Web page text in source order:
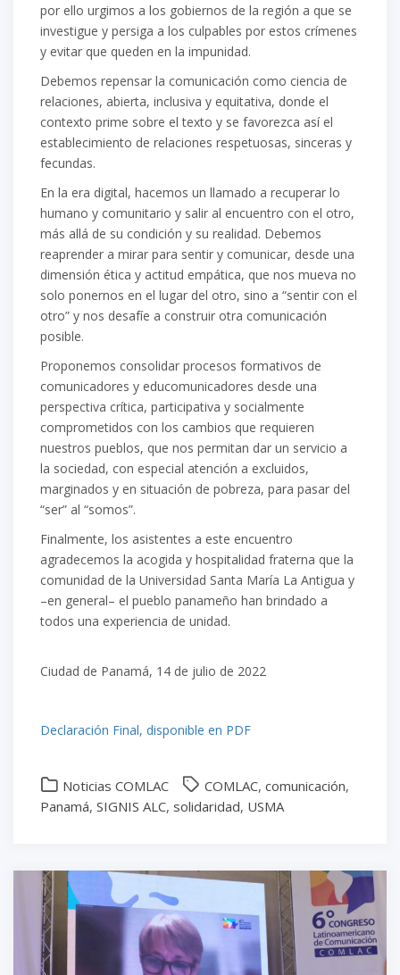
por ello urgimos a los gobiernos de la región a que se
investigue y persiga a los culpables por estos crímenes
y evitar que queden en la impunidad.
Debemos repensar la comunicación como ciencia de
relaciones, abierta, inclusiva y equitativa, donde el
contexto prime sobre el texto y se favorezca así el
establecimiento de relaciones respetuosas, sinceras y
fecundas.
En la era digital, hacemos un llamado a recuperar lo
humano y comunitario y salir al encuentro con el otro,
más allá de su condición y su realidad. Debemos
reaprender a mirar para sentir y comunicar, desde una
dimensión ética y actitud empática, que nos mueva no
solo ponernos en el lugar del otro, sino a “sentir con el
otro” y nos desafíe a construir otra comunicación
posible.
Proponemos consolidar procesos formativos de
comunicadores y educomunicadores desde una
perspectiva crítica, participativa y socialmente
comprometidos con los cambios que requieren
nuestros pueblos, que nos permitan dar un servicio a
la sociedad, con especial atención a excluidos,
marginados y en situación de pobreza, para pasar del
“ser” al “somos”.
Finalmente, los asistentes a este encuentro
agradecemos la acogida y hospitalidad fraterna que la
comunidad de la Universidad Santa María La Antigua y
–en general– el pueblo panameño han brindado a
todos una experiencia de unidad.
Ciudad de Panamá, 14 de julio de 2022
Declaración Final, disponible en PDF
Noticias COMLAC COMLAC, comunicación,
Panamá, SIGNIS ALC, solidaridad, USMA